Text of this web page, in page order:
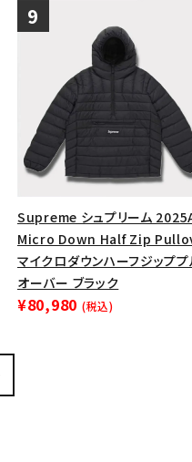
Supreme シュプリーム
Micro Down Half Zip
マイクロダウンハーフジッププ
オーバー ブラック
¥80,980 (税込)